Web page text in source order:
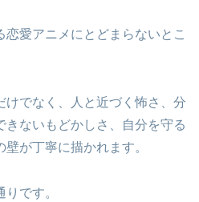
恋愛アニメにとどまらないとこ
けでなく、人と近づく怖さ、分
ないもどかしさ、自分を守る
が丁寧に描かれます。
です。